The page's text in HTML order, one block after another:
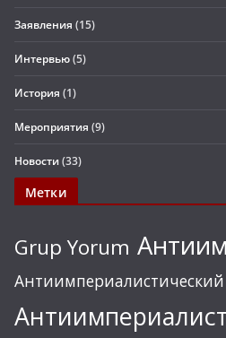
Заявления (15)
Интервью(5)
История (1)
Мероприятия (9)
Новости(33)
Метки
Grup Yorum